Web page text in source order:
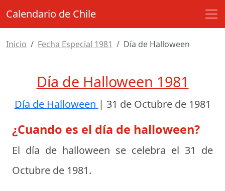
Calendario de Chile
Inicio Fecha Especial 1981 Día de Halloween
Día de Halloween 1981
Día de Halloween | 31 de Octubre de 1981
¿Cuando es el día de halloween?
El día de halloween se celebra el 31 de
Octubre de 1981.